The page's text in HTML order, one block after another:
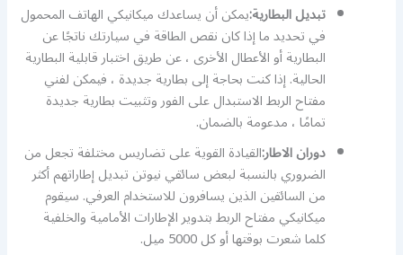
تبديل البطارية:يمكن أن يساعدك ميكانيكي الهاتف المحمول
في تحديد ما إذا كان نقص الطاقة في سيارتك ناتجًا عن
البطارية أو الأعطال الأخرى ، عن طريق اختبار قابلية البطارية
الحالية. إذا كنت بحاجة إلى بطارية جديدة ، فيمكن لفني
مفتاح الربط الاستبدال على الفور وتثبيت بطارية جديدة
تمامًا ، مدعومة بالضمان.
دوران الاطار:القيادة القوية على تضاريس مختلفة تجعل من
الضروري بالنسبة لبعض سائقي نيوتن تبديل إطاراتهم أكثر
من السائقين الذين يسافرون للاستخدام العرفي. سيقوم
ميكانيكي مفتاح الربط بتدوير الإطارات الأمامية والخلفية
كلما شعرت بوقتها أو كل 5000 ميل.